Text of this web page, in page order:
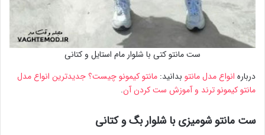
ست مانتو کتی با شلوار مام استایل و کتانی
درباره انواع مدل مانتو بدانید: مانتو کیمونو چیست؟ جدیدترین انواع مدل
مانتو کیمونو ترند و آموزش ست کردن آن.
ست مانتو شومیزی با شلوار بگ و کتانی